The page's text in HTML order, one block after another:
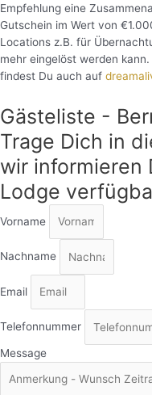
Empfehlung eine
Gutschein im Wert von
Locations z.B. für
mehr eingelöst werden
findest Du auch auf
Gästeliste -
Trage Dich in
wir informieren
Lodge
Vorname
Nachname
Email
Telefonnummer
Message